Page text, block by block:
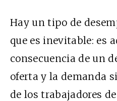
Hay un tipo de
que es inevitable: es
consecuencia de un
oferta y la demanda
de los trabajadores